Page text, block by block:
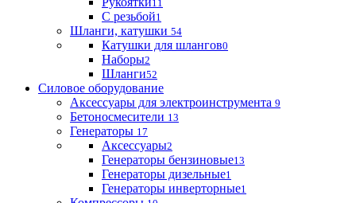
11
С резьбой1
Шланги, катушки 54
Катушки для шлангов0
Наборы2
Шланги52
Силовое оборудование
Аксессуары для электроинструмента 9
Бетоносмесители 13
Генераторы 17
Аксессуары2
Генераторы бензиновые13
Генераторы дизельные1
Генераторы инверторные1